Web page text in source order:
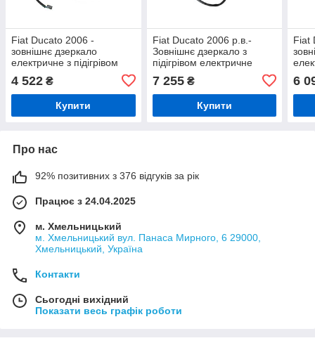
Fiat Ducato 2006 -
зовнішнє дзеркало
електричне з підігрівом
4 522 ₴
Купити
Fiat Ducato 2006 р.в.-
Зовнішнє дзеркало з
підігрівом електричне
7 255₴
Купити
Fiat
6
Про нас
92% позитивних з 376 відгуків за рік
Працює з 24.04.2025
м. Хмельницький
м. Хмельницький вул. Панаса Мирного, 6 29000,
Хмельницький, Україна
Контакти
Сьогодні вихідний
Показати весь графік роботи